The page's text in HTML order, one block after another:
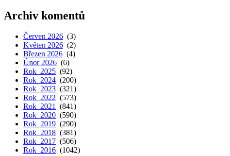
Archiv komentů
Červen 2026 (3)
Květen 2026 (2)
Březen 2026 (4)
Únor 2026 (6)
Rok 2025 (92)
Rok 2024 (200)
Rok 2023 (321)
Rok 2022 (573)
Rok 2021
(841)
Rok 2020 (590)
Rok 2019 (290)
Rok 2018 (381)
Rok 2017 (506)
Rok 2016 (1042)